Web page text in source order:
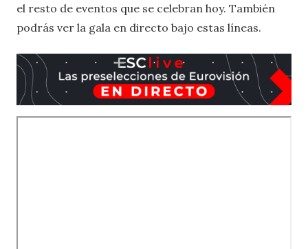
el resto de eventos que se celebran hoy. También
podrás ver la gala en directo bajo estas líneas.